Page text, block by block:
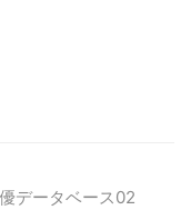
データベース02